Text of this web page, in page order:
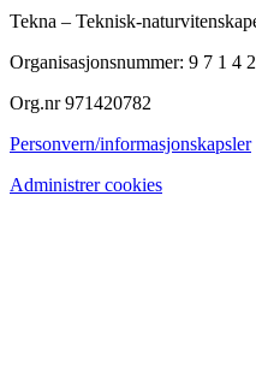
Tekna – Teknisk-
Organisasjonsnummer: 9 7 1 4
Org.nr 971420782
Personvern/informasjonskapsler
Administrer cookies